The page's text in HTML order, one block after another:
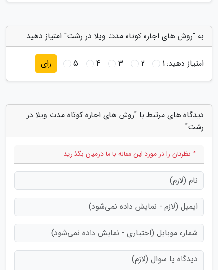
به "روش های اجاره کوتاه مدت ویلا در رشت" امتیاز دهید
امتیاز دهید:1
2
3
4
5 رای
دیدگاه های مرتبط با "روش های اجاره کوتاه مدت ویلا در
رشت"
* نظرتان را در مورد این مقاله با ما درمیان بگذارید